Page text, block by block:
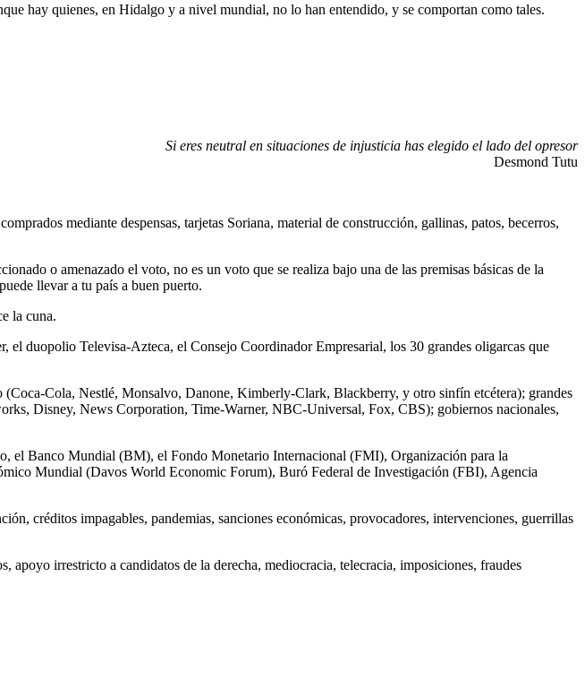
hay quienes, en Hidalgo y a nivel mundial, no lo han entendido, y se comportan como tales.
Si eres neutral en situaciones de injusticia has elegido el lado del opresor
Desmond Tutu
mediante despensas, tarjetas Soriana, material de construcción, gallinas, patos, becerros,
o amenazado el voto, no es un voto que se realiza bajo una de las premisas básicas de la
llevar a tu país a buen puerto.
la cuna.
duopolio Televisa-Azteca, el Consejo Coordinador Empresarial, los 30 grandes oligarcas que
(Coca-Cola, Nestlé, Monsalvo, Danone, Kimberly-Clark, Blackberry, y otro sinfín etcétera); grandes
Disney, News Corporation, Time-Warner, NBC-Universal, Fox, CBS); gobiernos nacionales,
el Banco Mundial (BM), el Fondo Monetario Internacional (FMI), Organización para la
Mundial (Davos World Economic Forum), Buró Federal de Investigación (FBI), Agencia
créditos impagables, pandemias, sanciones económicas, provocadores, intervenciones, guerrillas
apoyo irrestricto a candidatos de la derecha, mediocracia, telecracia, imposiciones, fraudes